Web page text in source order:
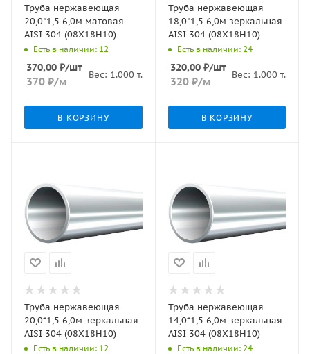
Труба нержавеющая
20,0*1,5 6,0м матовая
AISI 304 (08Х18Н10)
Есть в наличии: 12
370,00 ₽/шт
370 ₽/м
Вес: 1.000 т.
В КОРЗИНУ
Труба нержавеющая
18,0*1,5 6,0м зеркальная
AISI 304 (08Х18Н10)
Есть в наличии: 24
320,00₽/шт
320₽/м
Вес: 1.000 т.
В КОРЗИНУ
Труба нержавеющая
20,0*1,5 6,0м зеркальная
AISI 304 (08Х18Н10)
Есть в наличии: 12
Труба нержавеющая
14,0*1,5 6,0м зеркальная
AISI 304 (08Х18Н10)
Есть в наличии: 24